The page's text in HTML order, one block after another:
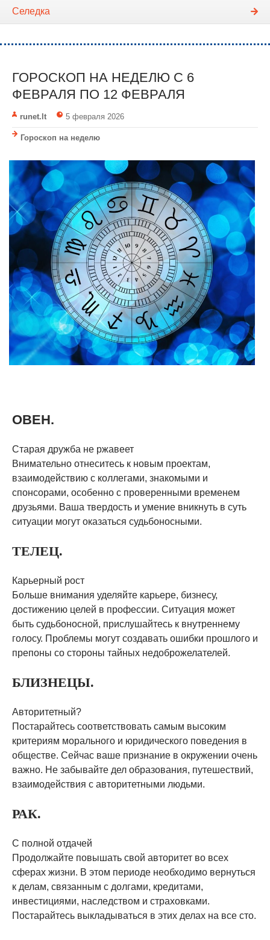
Cеледка
ГОРОСКОП НА НЕДЕЛЮ С 6
ФЕВРАЛЯ ПО 12 ФЕВРАЛЯ
runet.lt 5 февраля 2026
Гороскоп на неделю
ОВЕН.
Старая дружба не ржавеет
Внимательно отнеситесь к новым проектам,
взаимодействию с коллегами, знакомыми и
спонсорами, особенно с проверенными временем
друзьями. Ваша твердость и умение вникнуть в суть
ситуации могут оказаться судьбоносными.
ТЕЛЕЦ.
Карьерный рост
Больше внимания уделяйте карьере, бизнесу,
достижению целей в профессии. Ситуация может
быть судьбоносной, прислушайтесь к внутреннему
голосу. Проблемы могут создавать ошибки прошлого и
препоны со стороны тайных недоброжелателей.
БЛИЗНЕЦЫ.
Авторитетный?
Постарайтесь соответствовать самым высоким
критериям морального и юридического поведения в
обществе. Сейчас ваше признание в окружении очень
важно. Не забывайте дел образования, путешествий,
взаимодействия с авторитетными людьми.
РАК.
С полной отдачей
Продолжайте повышать свой авторитет во всех
сферах жизни. В этом периоде необходимо вернуться
к делам, связанным с долгами, кредитами,
инвестициями, наследством и страховками.
Постарайтесь выкладываться в этих делах на все сто.